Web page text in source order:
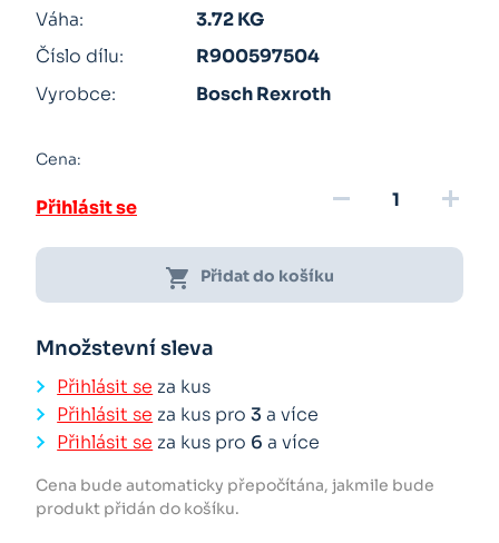
Váha:
3.72 KG
Číslo dílu:
R900597504
Vyrobce:
Bosch Rexroth
Cena:
Přihlásit se remove add
shopping_cart Přidat do košíku
Množstevní sleva
Přihlásit se za kus
Přihlásit se za kus pro3 a více
Přihlásit se za kus pro 6 a více
Cena bude automaticky přepočítána, jakmile bude
produkt přidán do košíku.